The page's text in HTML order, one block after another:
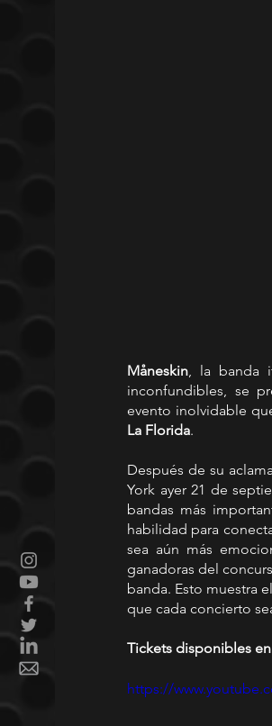
Måneskin , la banda
inconfundibles, se
evento inolvidable
La Florida.
Después de su
York ayer 21 de
bandas más
habilidad para
sea aún más
ganadoras del
banda. Esto muestra
que cada concierto
Tickets disponibles en
https://